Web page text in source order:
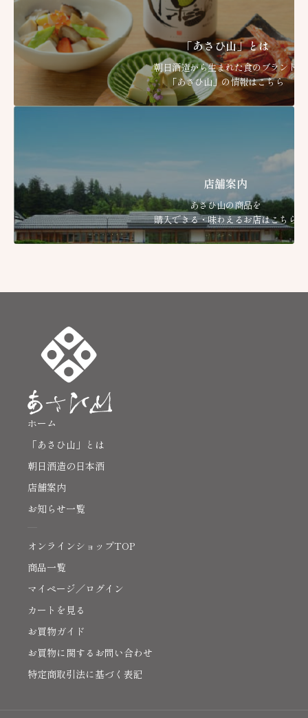
「あさひ山」とは
朝日酒造から生まれた食のブランド
「あさひ山」の情報はこちら
店舗案内
あさひ山の商品を
購入できる・味わえるお店はこちら
ホーム
「あさひ山」とは
朝日酒造の日本酒
店舗案内
お知らせ一覧
オンラインショップTOP
商品一覧
マイページ／ログイン
カートを見る
お買物ガイド
お買物に関するお問い合わせ
特定商取引法に基づく表記